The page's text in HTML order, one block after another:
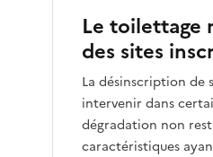
Le toilettage
des sites
La désinscription de
intervenir dans
dégradation non
caractéristiques